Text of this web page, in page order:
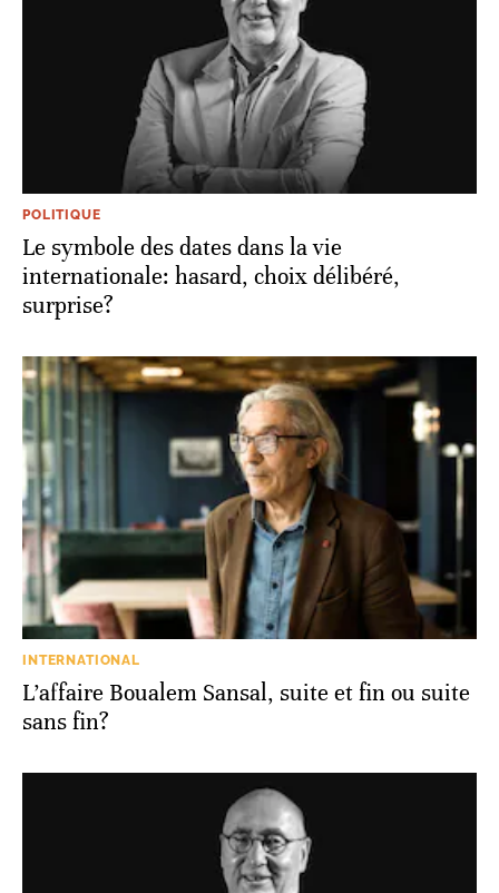
POLITIQUE
Le symbole des dates dans la vie
internationale: hasard, choix délibéré,
surprise?
INTERNATIONAL
L’affaire Boualem Sansal, suite et fin ou suite
sans fin?